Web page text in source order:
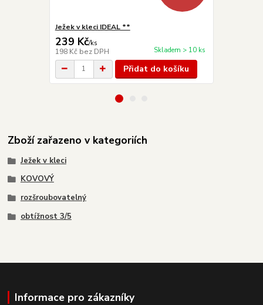
Ježek v kleci IDEAL **
239 Kč/ks
198 Kč bez DPH Skladem > 10 ks
Přidat do košíku
Zboží zařazeno v kategoriích
Ježek v kleci
KOVOVÝ
rozšroubovatelný
obtížnost 3/5
Informace pro zákazníky